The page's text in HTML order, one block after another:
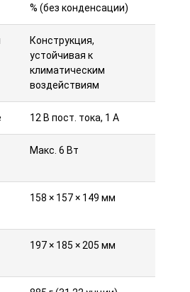
% (без конденсации)
Конструкция,
устойчивая к
климатическим
воздействиям
12 В пост. тока, 1 А
Макс. 6 Вт
158 × 157 × 149 мм
197 × 185 × 205 мм